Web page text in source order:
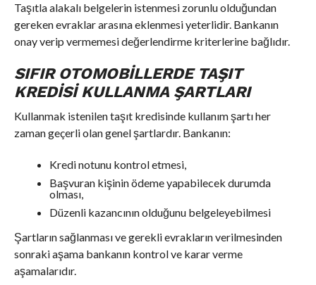
Taşıtla alakalı belgelerin istenmesi zorunlu olduğundan
gereken evraklar arasına eklenmesi yeterlidir. Bankanın
onay verip vermemesi değerlendirme kriterlerine bağlıdır.
SIFIR OTOMOBILLERDE TAŞIT
KREDISI KULLANMA ŞARTLARI
Kullanmak istenilen taşıt kredisinde kullanım şartı her
zaman geçerli olan genel şartlardır. Bankanın:
Kredi notunu kontrol etmesi,
Başvuran kişinin ödeme yapabilecek durumda
olması,
Düzenli kazancının olduğunu belgeleyebilmesi
Şartların sağlanması ve gerekli evrakların verilmesinden
sonraki aşama bankanın kontrol ve karar verme
aşamalarıdır.